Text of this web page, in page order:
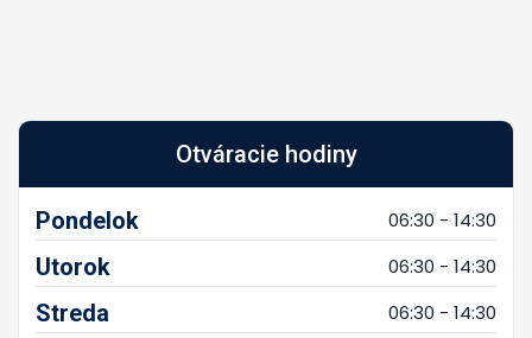
Otváracie hodiny
Pondelok 06:30 - 14:30
Utorok 06:30 - 14:30
Streda 06:30 - 14:30